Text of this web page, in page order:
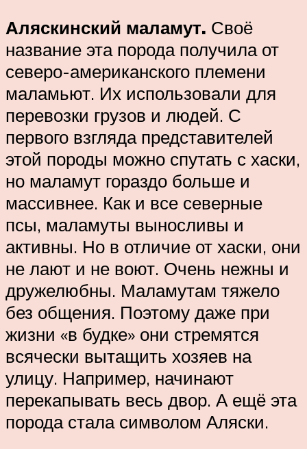
Аляскинский маламут. Своё
название эта порода получила от
северо-американского племени
маламьют. Их использовали для
перевозки грузов и людей. С
первого взгляда представителей
этой породы можно спутать с хаски,
но маламут гораздо больше и
массивнее. Как и все северные
псы, маламуты выносливы и
активны. Но в отличие от хаски, они
не лают и не воют. Очень нежны и
дружелюбны. Маламутам тяжело
без общения. Поэтому даже при
жизни «в будке» они стремятся
всячески вытащить хозяев на
улицу. Например, начинают
перекапывать весь двор. А ещё эта
порода стала символом Аляски.